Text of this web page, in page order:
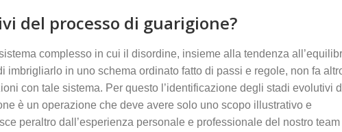
del processo di guarigione?
complesso in cui il disordine, insieme alla tendenza
imbrigliarlo in uno schema ordinato fatto di passi e regole, non fa
con tale sistema. Per questo l’identificazione degli stadi evolutivi
è un operazione che deve avere solo uno scopo illustrativo e
peraltro dall’esperienza personale e professionale del nostro team